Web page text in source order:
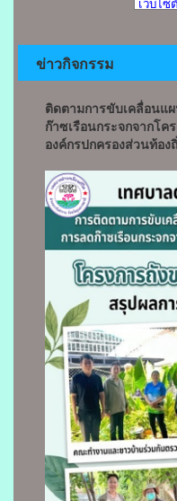
ข่าวกิจกรรม
ติดตามการขับเคลื่อนแ
ก๊าซเรือนกระจกจากโค
องค์กรปกครองส่วนท้อ